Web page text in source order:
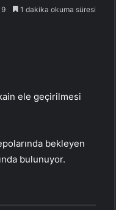
1 dakika okuma süresi
ele geçirilmesi
bekleyen
bulunuyor.